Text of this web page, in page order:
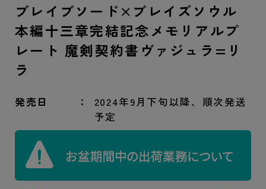
ブレイブソード×ブレイズソウル
本編十三章完結記念メモリアルプ
レート 魔剣契約書ヴァジュラ=リ
ラ
発売日
2024年9月下旬以降、順次発送
予定